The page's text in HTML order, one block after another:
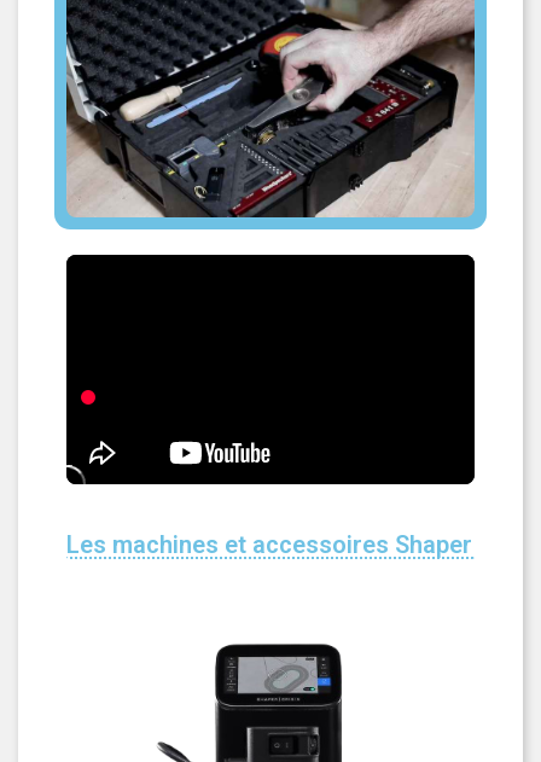
Les machines et accessoires Shaper